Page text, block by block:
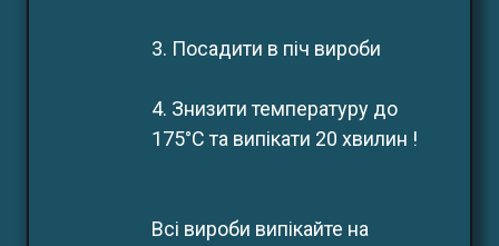
3. Посадити в піч вироби
4. Знизити температуру до
175°С та випікати 20 хвилин !
Всі вироби випікайте на